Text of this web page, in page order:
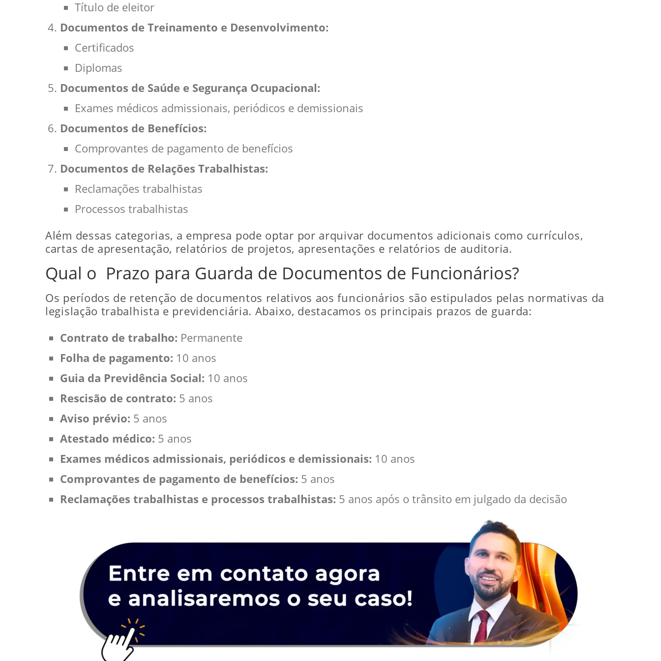
Título de eleitor
Documentos de Treinamento e Desenvolvimento:
Certificados
Diplomas
Documentos de Saúde e Segurança Ocupacional:
Exames médicos admissionais, periódicos e demissionais
Documentos de Benefícios:
Comprovantes de pagamento de benefícios
Documentos de Relações Trabalhistas:
Reclamações trabalhistas
Processos trabalhistas
Além dessas categorias, a empresa pode optar por arquivar documentos adicionais como currículos,
cartas de apresentação, relatórios de projetos, apresentações e relatórios de auditoria.
Qual o Prazo para Guarda de Documentos de Funcionários?
Os períodos de retenção de documentos relativos aos funcionários são estipulados pelas normativas da
legislação trabalhista e previdenciária. Abaixo, destacamos os principais prazos de guarda:
Contrato de trabalho: Permanente
Folha de pagamento: 10 anos
Guia da Previdência Social: 10 anos
Rescisão de contrato: 5 anos
Aviso prévio: 5 anos
Atestado médico: 5 anos
Exames médicos admissionais, periódicos e demissionais: 10 anos
Comprovantes de pagamento de benefícios: 5 anos
Reclamações trabalhistas e processos trabalhistas: 5 anos após o trânsito em julgado da decisão